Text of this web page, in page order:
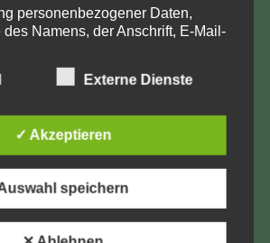
personenbezogener Daten,
Namens, der Anschrift, E-Mail-
im Einklang mit der
und in
möchte unser
Öffentlichkeit über Art, Umfang
Daten
werden betroffene Personen
Externe Dienste
✓ Akzeptieren
speichern